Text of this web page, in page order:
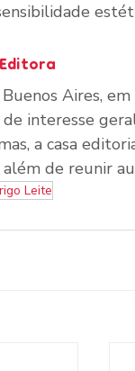
Aires,
interesse
a casa
além de reunir
Leite